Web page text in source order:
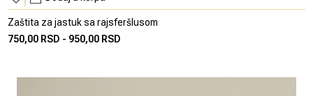
Zaštita za jastuk sa rajsferšlusom
750,00 RSD - 950,00 RSD